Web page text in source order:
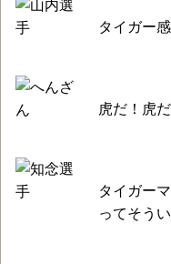
タイガー
虎だ！虎
タイガー
ってそう